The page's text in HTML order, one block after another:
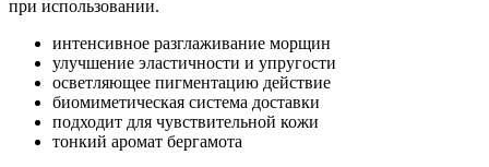
при использовании.
интенсивное разглаживание морщин
улучшение эластичности и упругости
осветляющее пигментацию действие
биомиметическая система доставки
подходит для чувствительной кожи
тонкий аромат бергамота